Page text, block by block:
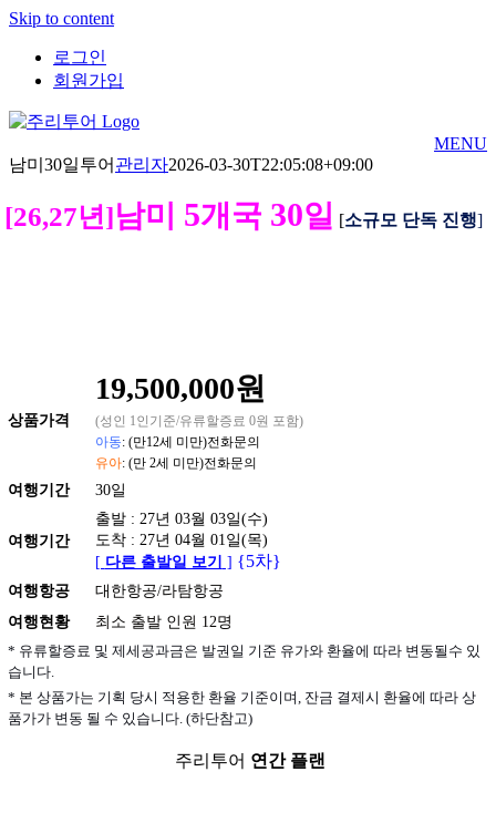
Skip to content
로그인
회원가입
MENU
남미30일투어 관리자2026-03-30T22:05:08+09:00
[26,27년]남미 5개국 30일 [소규모 단독 진행]
상품가격
19,500,000원
(성인 1인기준/유류할증료 0원 포함)
아동: (만12세 미만)전화문의
유아: (만 2세 미만)전화문의
여행기간 30일
여행기간
출발 : 27년 03월 03일(수)
도착 : 27년 04월 01일(목)
[ 다른 출발일 보기 ] {5차}
여행항공
대한항공/라탐항공
여행현황
최소 출발 인원 12명
* 유류할증료 및 제세공과금은 발권일 기준 유가와 환율에 따라 변동될수 있
습니다.
* 본 상품가는 기획 당시 적용한 환율 기준이며, 잔금 결제시 환율에 따라 상
품가가 변동 될 수 있습니다. (하단참고)
주리투어 연간 플랜